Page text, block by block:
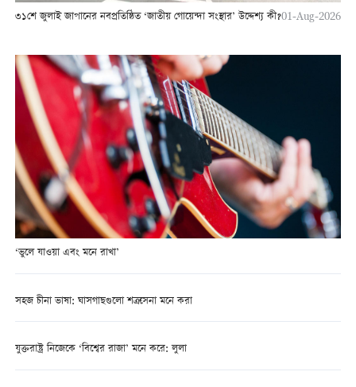
৩১শে জুলাই জাপানের নবপ্রতিষ্ঠিত ‘জাতীয় গোয়েন্দা সংস্থার’ উদ্দেশ্য কী?01-Aug-2026
‘ভুলে যাওয়া এবং মনে রাখা’
সহজ চীনা ভাষা: ঘাসগাছগুলো শত্রুসেনা মনে করা
যুক্তরাষ্ট্র নিজেকে ‘বিশ্বের রাজা’ মনে করে: লুলা